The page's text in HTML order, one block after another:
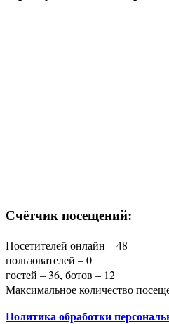
Счётчик посещений:
Посетителей онлайн – 48
пользователей – 0
гостей – 36, ботов – 12
Максимальное количество
Политикаобработки